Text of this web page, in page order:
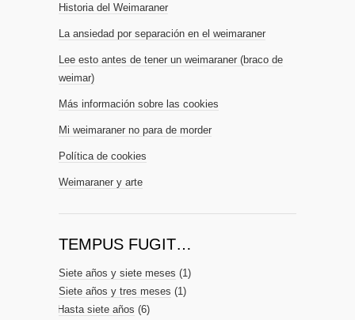
Historia del Weimaraner
La ansiedad por separación en el weimaraner
Lee esto antes de tener un weimaraner (braco de
weimar)
Más información sobre las cookies
Mi weimaraner no para de morder
Política de cookies
Weimaraner y arte
TEMPUS FUGIT…
Siete años y siete meses (1)
Siete años y tres meses (1)
Hasta siete años (6)